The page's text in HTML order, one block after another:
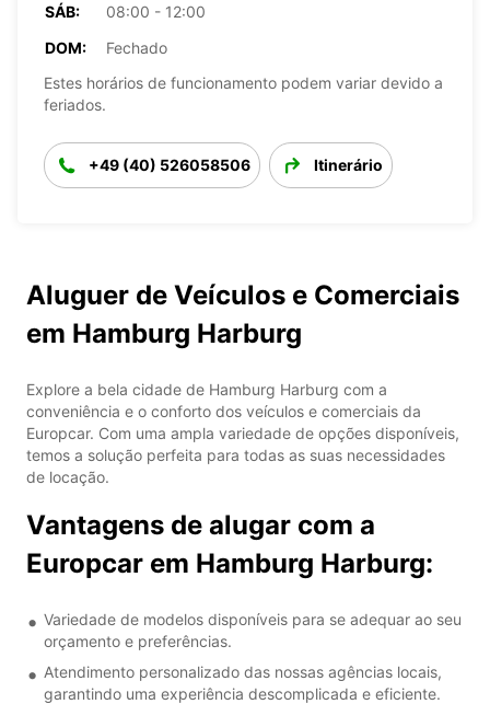
SÁB:
08:00 - 12:00
DOM:
Fechado
Estes horários de funcionamento podem variar devido a
feriados.
+49 (40) 526058506 Itinerário
Aluguer de Veículos e Comerciais
em Hamburg Harburg
Explore a bela cidade de Hamburg Harburg com a
conveniência e o conforto dos veículos e comerciais da
Europcar. Com uma ampla variedade de opções disponíveis,
temos a solução perfeita para todas as suas necessidades
de locação.
Vantagens de alugar com a
Europcar em Hamburg Harburg:
Variedade de modelos disponíveis para se adequar ao seu
orçamento e preferências.
Atendimento personalizado das nossas agências locais,
garantindo uma experiência descomplicada e eficiente.